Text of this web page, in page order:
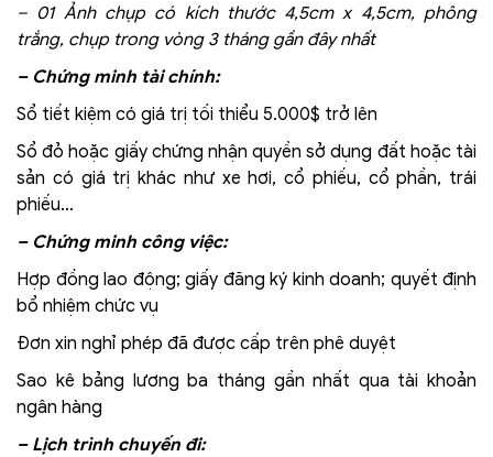
– 01 Ảnh chụp có kích thước 4,5cm x 4,5cm, phông
trắng, chụp trong vòng 3 tháng gần đây nhất
– Chứng minh tài chính:
Sổ tiết kiệm có giá trị tối thiểu 5.000$ trở lên
Sổ đỏ hoặc giấy chứng nhận quyền sở dụng đất hoặc tài
sản có giá trị khác như xe hơi, cổ phiếu, cổ phần, trái
phiếu…
– Chứng minh công việc:
Hợp đồng lao động; giấy đăng ký kinh doanh; quyết định
bổ nhiệm chức vụ
Đơn xin nghỉ phép đã được cấp trên phê duyệt
Sao kê bảng lương ba tháng gần nhất qua tài khoản
ngân hàng
– Lịch trình chuyến đi: